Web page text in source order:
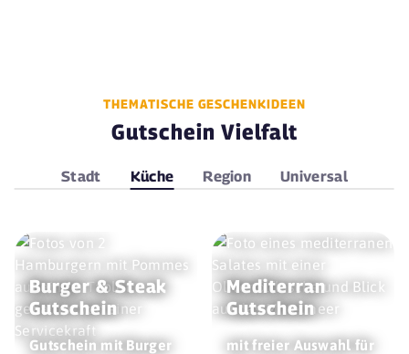
THEMATISCHE GESCHENKIDEEN
Gutschein Vielfalt
Stadt Küche Region Universal
Burger & Steak
Gutschein
Gutschein mit Burger
Mediterran
Gutschein
mit freier Auswahl für